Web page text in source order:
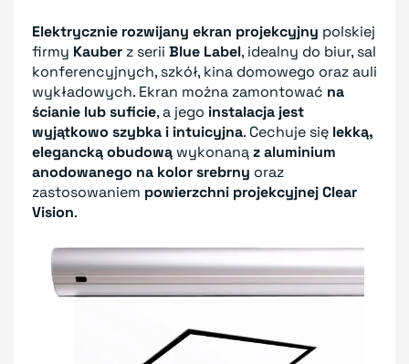
Elektrycznie rozwijany ekran projekcyjny polskiej
firmy Kauber z serii Blue Label, idealny do biur, sal
konferencyjnych, szkół, kina domowego oraz auli
wykładowych. Ekran można zamontować na
ścianie lub suficie, a jego instalacja jest
wyjątkowo szybka i intuicyjna. Cechuje się lekką,
elegancką obudową wykonanąz aluminium
anodowanego na kolor srebrny oraz
zastosowaniem powierzchni projekcyjnej Clear
Vision.